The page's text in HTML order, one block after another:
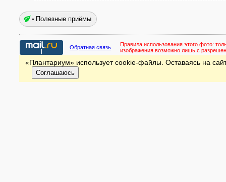
Полезные приёмы
Обратная связь Правила использования этого фото:
изображения возможно лишь с
«Плантариум» использует cookie-файлы. Оставаясь на
Соглашаюсь